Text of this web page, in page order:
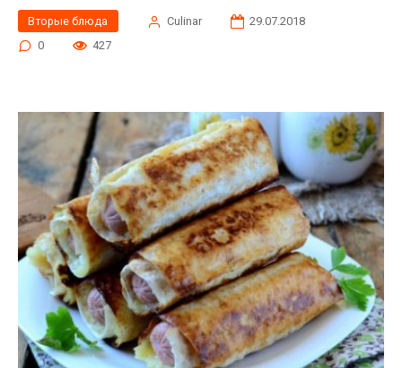
Вторые блюда Сulinar
29.07.2018
0
427